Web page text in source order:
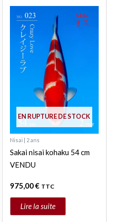
EN RUPTURE DE STOCK
Nisai | 2 ans
Sakai nisai kohaku 54 cm
VENDU
975,00€ TTC
Lire la suite